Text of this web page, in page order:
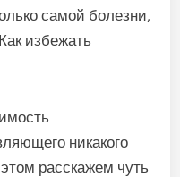
самой болезни,
избежать
никакого
расскажем чуть